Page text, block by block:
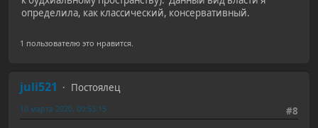
определила, как классический, консервативный.
1 пользователю это нравится.
juli521
Постоялец
#8
10 марта 2020, 00:53:15